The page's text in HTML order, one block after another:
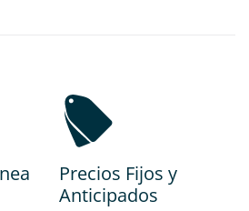
Precios Fijos y
Anticipados